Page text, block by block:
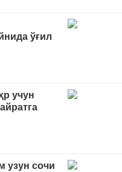
ўғил
учун
узун сочи